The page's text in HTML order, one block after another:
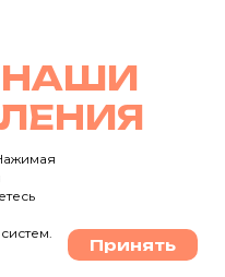
НАШИ
Принять